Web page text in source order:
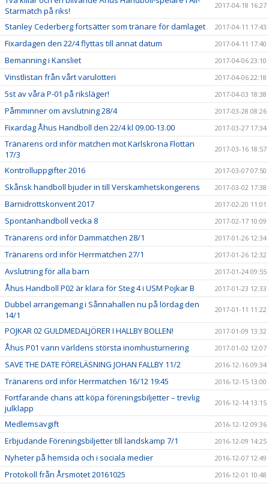
Starmatch på riks!
2017-04-18 16:27
Stanley Cederberg fortsätter som tränare för damlaget 2017-04-11 17:43
Fixardagen den 22/4 flyttas till annat datum 2017-04-11 17:40
Bemanning i Kansliet 2017-04-06 23:10
Vinstlistan från vårt varulotteri 2017-04-06 22:18
5st av våra P-01 på riksläger! 2017-04-03 18:38
Påmminner om avslutning 28/4 2017-03-28 08:26
Fixardag Åhus Handboll den 22/4 kl 09.00-13.00 2017-03-27 17:34
Tränarens ord inför matchen mot Karlskrona Flottan
17/3
2017-03-16 18:57
Kontrolluppgifter 2016 2017-03-07 07:50
Skånsk handboll bjuder in till Verskamhetskongerens 2017-03-02 17:38
Barnidrottskonvent 2017 2017-02-20 11:01
Spontanhandboll vecka 8 2017-02-17 10:09
Tränarens ord inför Dammatchen 28/1 2017-01-26 12:34
Tränarens ord inför Herrmatchen 27/1 2017-01-26 12:32
Avslutning för alla barn 2017-01-24 09:55
Åhus Handboll P02 är klara för Steg 4 i USM Pojkar B 2017-01-23 12:33
Dubbel arrangemang i Sånnahallen nu på lördag den
14/1
2017-01-11 11:22
POJKAR 02 GULDMEDALJÖRER I HALLBY BOLLEN! 2017-01-09 13:32
Åhus P01 vann världens största inomhusturnering 2017-01-02 12:07
SAVE THE DATE FÖRELÄSNING JOHAN FALLBY 11/2 2016-12-16 09:34
Tränarens ord inför Herrmatchen 16/12 19:45 2016-12-15 13:00
Fortfarande chans att köpa föreningsbiljetter – trevlig
julklapp
2016-12-14 13:15
Medlemsavgift 2016-12-12 09:36
Erbjudande Föreningsbiljetter till landskamp 7/1 2016-12-09 14:25
Nyheter på hemsida och i sociala medier 2016-12-07 12:49
Protokoll från Årsmötet 20161025 2016-12-01 10:48